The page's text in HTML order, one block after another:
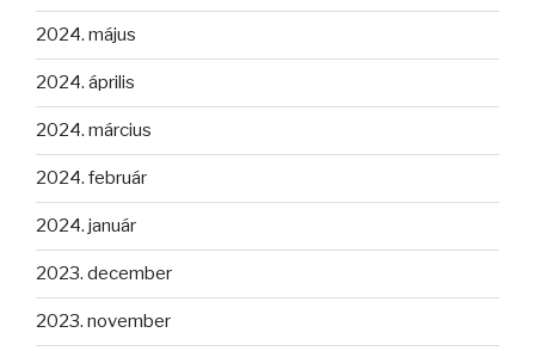
2024. május
2024. április
2024. március
2024. február
2024. január
2023. december
2023. november